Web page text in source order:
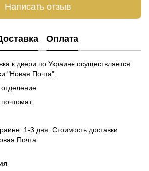
Написать отзыв
Оплата
к двери по Украине осуществляется
"Новая Почта".
1-3 дня. Стоимость доставки
Почта